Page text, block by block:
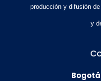
producción y difusión
y